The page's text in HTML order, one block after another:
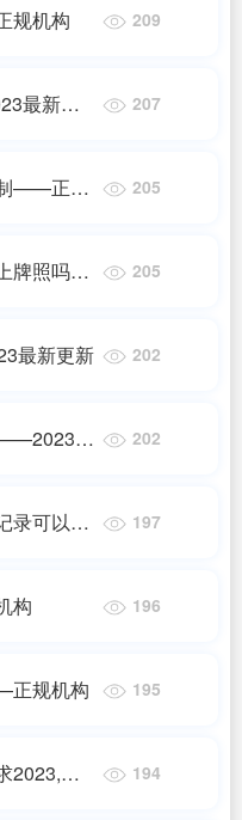
规机构 209
最新更
207
——正规
205
牌照吗
205
最新更新 202
最
202
录可以买
197
构 196
正规机构 195
2023,公
194